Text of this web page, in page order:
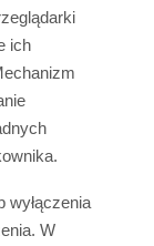
ich
wyłączenia
W